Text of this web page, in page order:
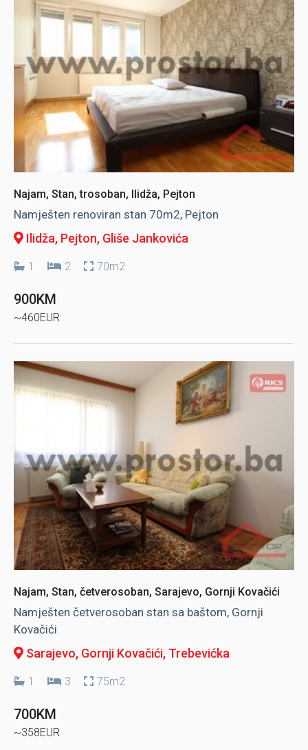
Najam, Stan, trosoban, Ilidža, Pejton
Namješten renoviran stan 70m2, Pejton
Ilidža, Pejton, Gliše Jankovića
1 2 70m2
900KM
~460EUR
Najam, Stan, četverosoban, Sarajevo, Gornji Kovačići
Namješten četverosoban stan sa baštom, Gornji
Kovačići
Sarajevo, Gornji Kovačići, Trebevićka
1 3 75m2
700KM
~358EUR